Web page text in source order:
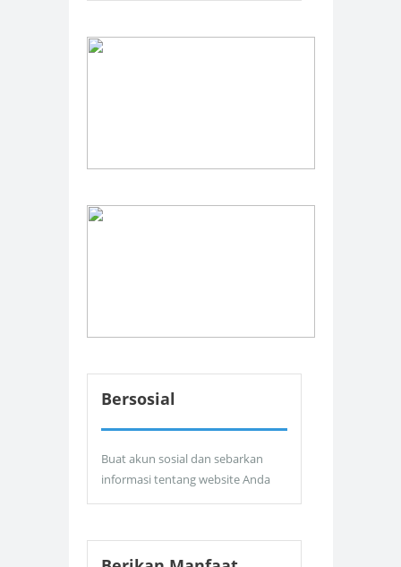
Bersosial
Buat akun sosial dan sebarkan
informasi tentang website Anda